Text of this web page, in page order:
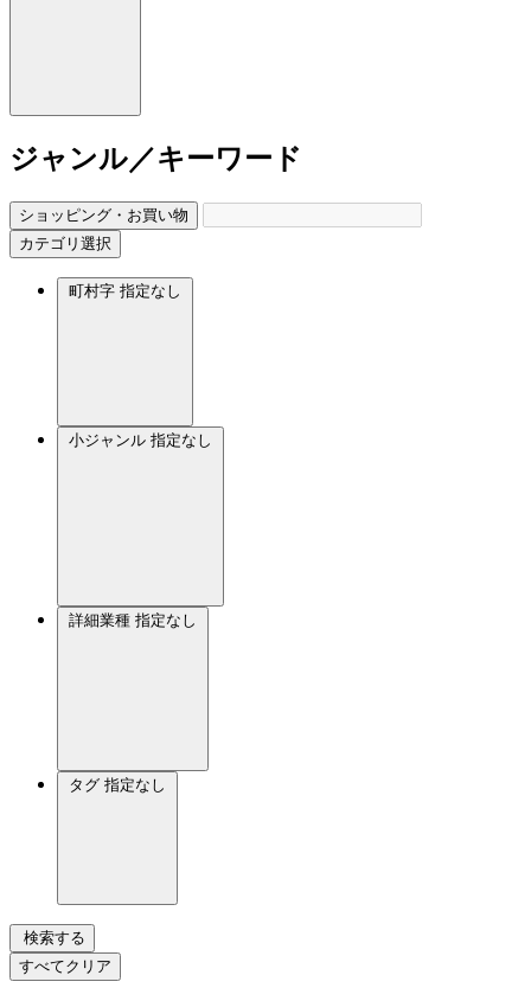
ジャンル／キーワード
ショッピング・お買い物
カテゴリ選択
町村字 指定なし
小ジャンル 指定なし
詳細業種 指定なし
タグ 指定なし
検索する
すべてクリア